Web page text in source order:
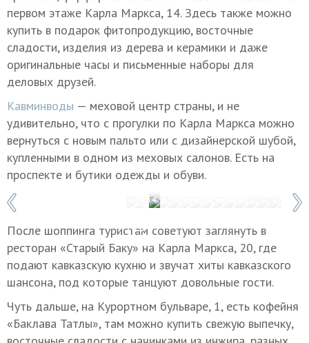
первом этаже Карла Маркса, 14. Здесь также можно
купить в подарок фитопродукцию, восточные
сладости, изделия из дерева и керамики и даже
оригинальные часы и письменные наборы для
деловых друзей.
Кавминводы — меховой центр страны, и не
удивительно, что с прогулки по Карла Маркса можно
вернуться с новым пальто или с дизайнерской шубой,
купленными в одном из меховых салонов. Есть на
проспекте и бутики одежды и обуви.
Фото: Иван Губский/ТАСС
1 / 14
После шоппинга туристам советуют заглянуть в
ресторан «Старый Баку» на Карла Маркса, 20, где
подают кавказскую кухню и звучат хиты кавказского
шансона, под которые танцуют довольные гости.
Чуть дальше, на Курортном бульваре, 1, есть кофейня
«Баклава Татлы», там можно купить свежую выпечку,